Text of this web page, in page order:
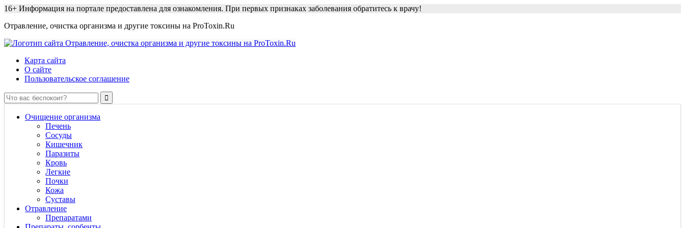
16+ Информация на портале предоставлена для ознакомления. При первых признаках заболевания обратитесь к врачу!
Отравление, очистка организма и другие токсины на ProToxin.Ru
Карта сайта
О сайте
Пользовательское соглашение
Очищение организма
Печень
Сосуды
Кишечник
Паразиты
Кровь
Легкие
Почки
Кожа
Суставы
Отравление
Препаратами